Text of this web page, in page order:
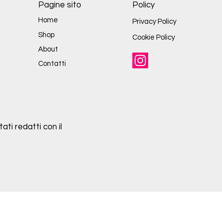
redatti con il
Pagine sito
Home
Shop
About
Contatti
Policy
Privacy Policy
Cookie Policy